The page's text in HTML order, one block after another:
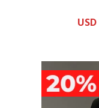
USD